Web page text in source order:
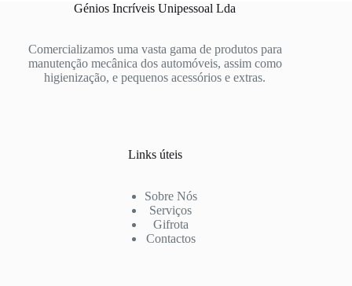
Génios Incríveis Unipessoal Lda
Comercializamos uma vasta gama de produtos para
manutenção mecânica dos automóveis, assim como
higienização, e pequenos acessórios e extras.
Links úteis
Sobre Nós
Serviços
Gifrota
Contactos